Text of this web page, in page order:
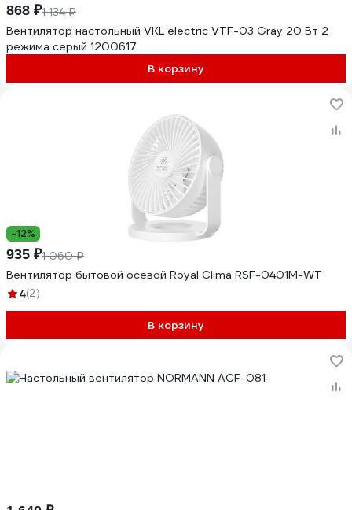
868 ₽1 134 ₽
Вентилятор настольный VKL electric VTF-03 Gray 20 Вт 2
режима серый 1200617
В корзину
-12%
935 ₽1 060 ₽
Вентилятор бытовой осевой Royal Clima RSF-0401M-WT
4(2)
В корзину